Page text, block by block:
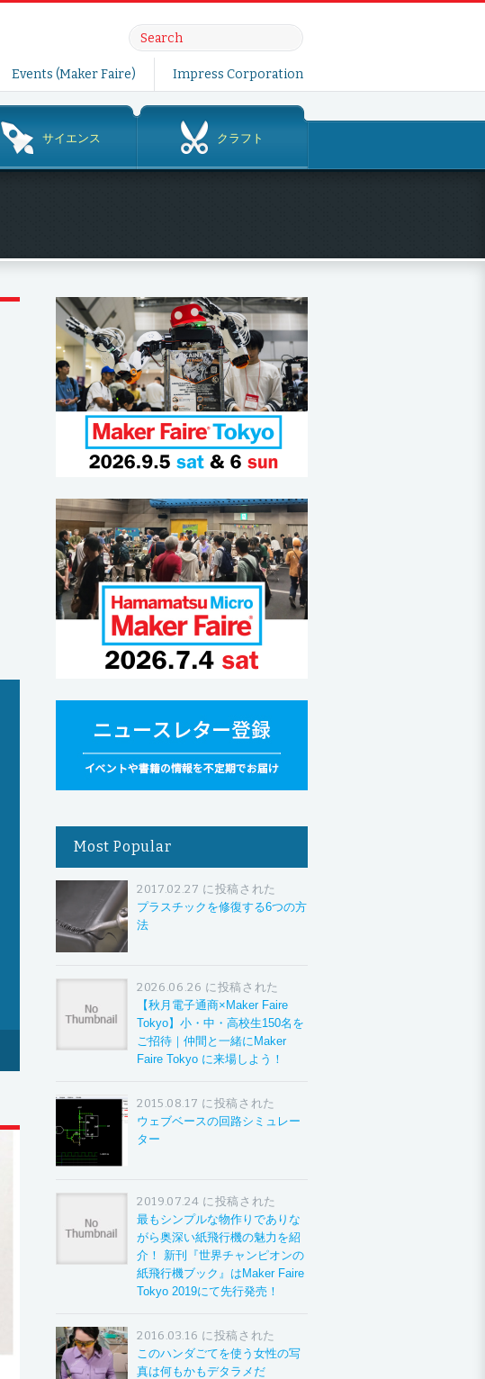
Events (Maker Faire) Impress Corporation
サイエンス クラフト
Most Popular
2017.02.27 に投稿された
プラスチックを修復する6つの方
法
2026.06.26 に投稿された
【秋月電子通商×Maker Faire
Tokyo】小・中・高校生150名を
ご招待｜仲間と一緒にMaker
Faire Tokyo に来場しよう！
2015.08.17 に投稿された
ウェブベースの回路シミュレー
ター
2019.07.24 に投稿された
最もシンプルな物作りでありな
がら奥深い紙飛行機の魅力を紹
介！ 新刊『世界チャンピオンの
紙飛行機ブック』はMaker Faire
Tokyo 2019にて先行発売！
2016.03.16 に投稿された
このハンダごてを使う女性の写
真は何もかもデタラメだ